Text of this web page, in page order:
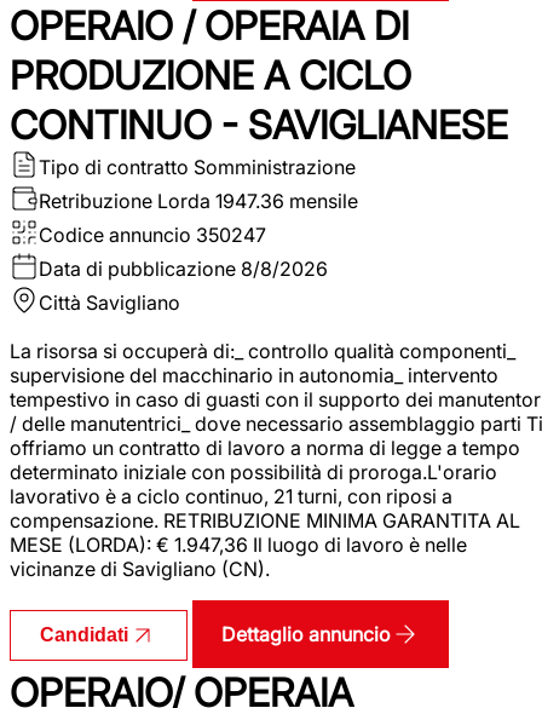
OPERAIO / OPERAIA DI
PRODUZIONE A CICLO
CONTINUO - SAVIGLIANESE
Tipo di contratto Somministrazione
Retribuzione Lorda 1947.36 mensile
Codice annuncio 350247
Data di pubblicazione 8/8/2026
Città Savigliano
La risorsa si occuperà di:_ controllo qualità componenti_
supervisione del macchinario in autonomia_ intervento
tempestivo in caso di guasti con il supporto dei
/ delle manutentrici_ dove necessario assemblaggio parti Ti
offriamo un contratto di lavoro a norma di legge a tempo
determinato iniziale con possibilità di proroga.L'orario
lavorativo è a ciclo continuo, 21 turni, con riposi a
compensazione. RETRIBUZIONE MINIMA GARANTITA AL
MESE (LORDA): € 1.947,36 Il luogo di lavoro è nelle
vicinanze di Savigliano (CN).
Candidati Dettaglio annuncio
OPERAIO/ OPERAIA